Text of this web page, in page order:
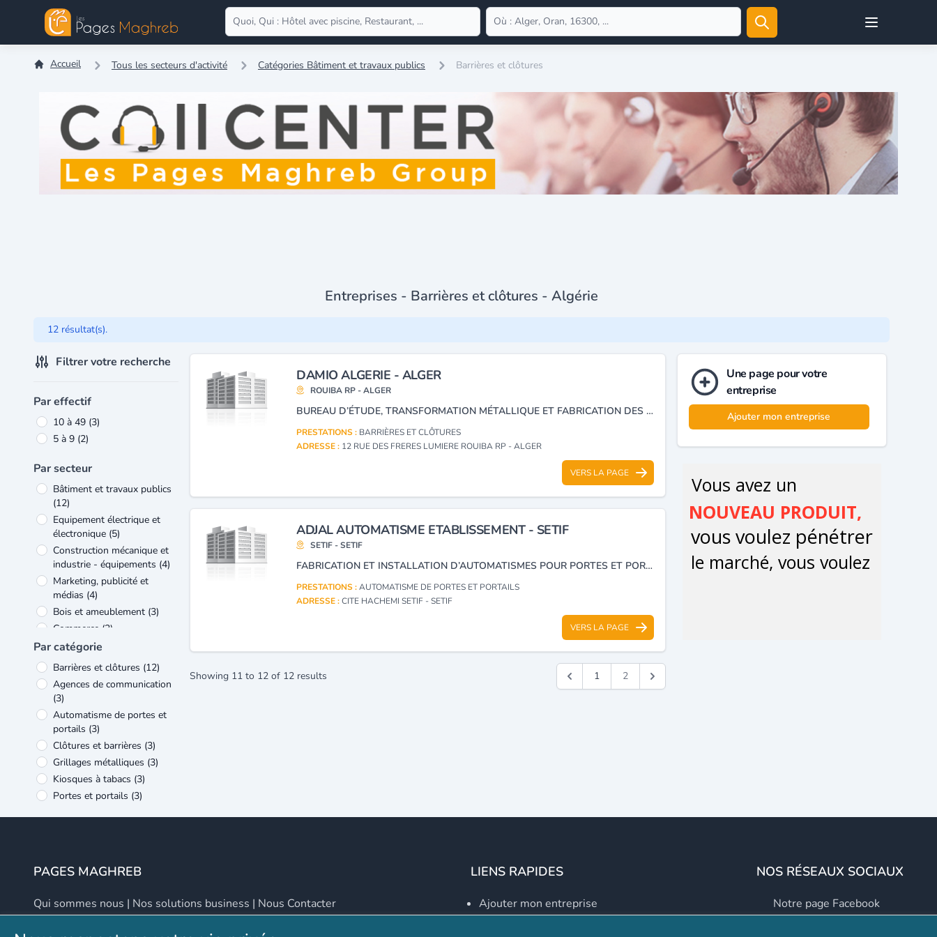
Open user menu
Accueil Tous les secteurs d'activité Catégories Bâtiment et travaux publics Barrières et clôtures
Entreprises - Barrières et clôtures - Algérie
12 résultat(s).
Filtrer votre recherche
Par effectif
10 à 49 (3)
5 à 9 (2)
Par secteur
Bâtiment et travaux publics
(12)
Equipement électrique et
électronique (5)
Construction mécanique et
industrie - équipements (4)
Marketing, publicité et
médias (4)
Bois et ameublement (3)
Commerce (3)
Métallurgie et travail des
Verre et matériaux de
construction(3)
Services aux entreprises
Textiles et habillement
Par catégorie
Barrières et clôtures (12)
Agences de communication
(3)
Automatisme de portes et
portails (3)
Clôtures et barrières (3)
Grillages métalliques (3)
Kiosques à tabacs (3)
Portes et portails (3)
DAMIO ALGERIE - ALGER
ROUIBA RP - ALGER
BUREAU D’ÉTUDE, TRANSFORMATION MÉTALLIQUE ET FABRICATION DES BARRIÈRE DE VILLE GARDE CORPS .
PRESTATIONS : BARRIÈRES ET CLÔTURES
ADRESSE : 12 RUE DES FRERES LUMIERE ROUIBA RP - ALGER
VERS LA PAGE
ADJAL AUTOMATISME ETABLISSEMENT - SETIF
SETIF - SETIF
FABRICATION ET INSTALLATION D’AUTOMATISMES POUR PORTES ET PORTAILS, RIDEAUX MÉTALLIQUES ET CONTRÔLE D'ACCÈS.
PRESTATIONS :AUTOMATISME DE PORTES ET PORTAILS
ADRESSE :CITE HACHEMI SETIF - SETIF
VERS LA PAGE
Showing 11 to 12 of 12 results 1 2
Une page pour votre
entreprise
Ajouter mon entreprise
PAGES MAGHREB
Qui sommes nous | Nos solutions business | Nous Contacter
LIENS RAPIDES
Ajouter mon entreprise
NOS RÉSEAUX SOCIAUX
Notre page Facebook